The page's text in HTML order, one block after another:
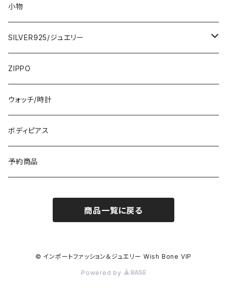
3000円
5000円
7000円
ロング・マキシ
ひざ・ミディ
トップス・カーディガン・アウター
カーディガン
イタリア製ジャケット
スカート・パンツ
大判ストール・ロングスカーフ
小さめスカーフ
コットンストール・スカーフ
冬物・マフラー
小物
SILVER925/ジュエリー
指輪・リング
ネックレス・ペンダントトップ
ピアス・イヤリング
ブレスレット・バングル
ZIPPO
ウォッチ/時計
ボディピアス
予約商品
商品一覧に戻る
© インポートファッション＆ジュエリー Wish Bone VIP
Powered by